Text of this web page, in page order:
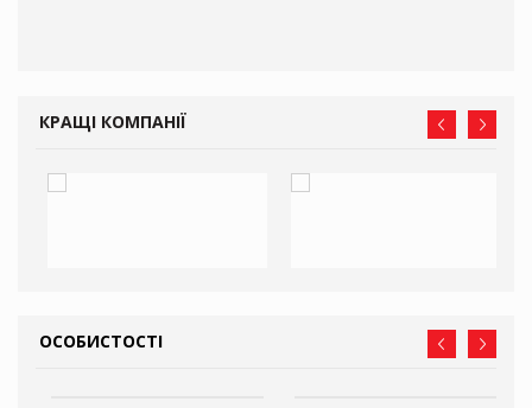
КРАЩІ КОМПАНІЇ
ОСОБИСТОСТІ